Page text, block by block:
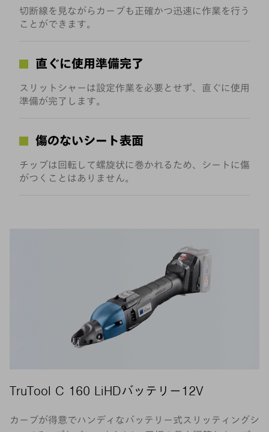
切断線を見ながらカーブも正確かつ迅速に作業を行う
ことができます。
直ぐに使用準備完了
スリットシャーは設定作業を必要とせず、直ぐに使用
準備が完了します。
傷のないシート表面
チップは回転して螺旋状に巻かれるため、シートに傷
がつくことはありません。
TruTool C 160 LiHDバッテリー12V
カーブが得意でハンディなバッテリー式スリッティングシ